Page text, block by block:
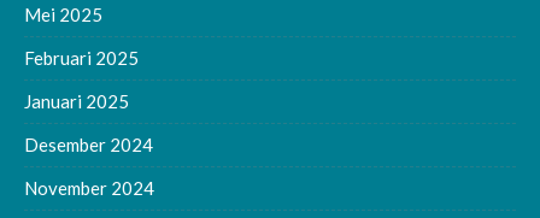
Mei 2025
Februari 2025
Januari 2025
Desember 2024
November 2024